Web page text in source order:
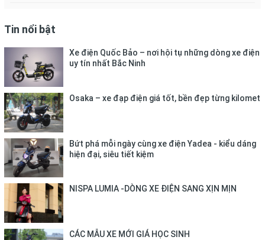
Tin nổi bật
Xe điện Quốc Bảo – nơi hội tụ những dòng xe điện
uy tín nhất Bắc Ninh
Osaka – xe đạp điện giá tốt, bền đẹp từng kilomet
Bứt phá mỗi ngày cùng xe điện Yadea - kiểu dáng
hiện đại, siêu tiết kiệm
NISPA LUMIA -DÒNG XE ĐIỆN SANG XỊN MỊN
CÁC MẪU XE MỚI GIÁ HỌC SINH